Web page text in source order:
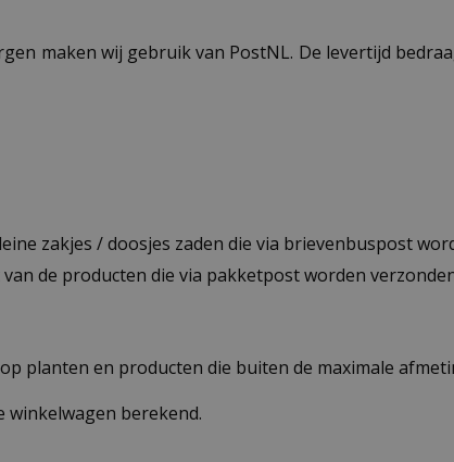
maken wij gebruik van PostNL. De levertijd
zakjes / doosjes zaden die via brievenbuspost
de producten die via pakketpost worden
planten en producten die buiten de maximale
winkelwagen berekend.